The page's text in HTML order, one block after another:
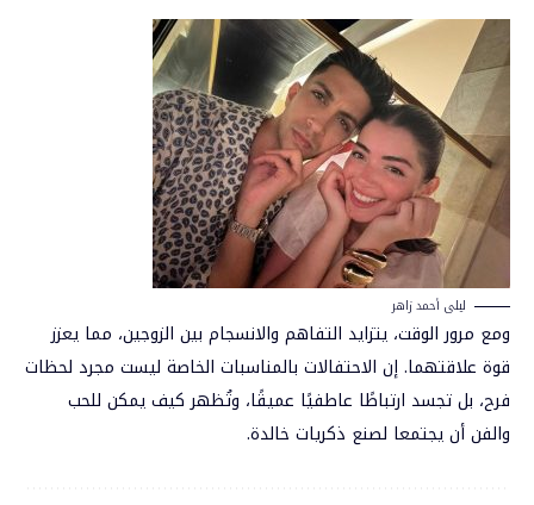
ليلى أحمد زاهر
ومع مرور الوقت، يتزايد التفاهم والانسجام بين الزوجين، مما يعزز
قوة علاقتهما. إن الاحتفالات بالمناسبات الخاصة ليست مجرد لحظات
فرح، بل تجسد ارتباطًا عاطفيًا عميقًا، وتُظهر كيف يمكن للحب
والفن أن يجتمعا لصنع ذكريات خالدة.